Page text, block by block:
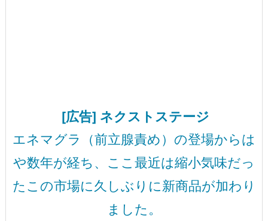
[広告] ネクストステージ
エネマグラ（前立腺責め）の登場からは
や数年が経ち、ここ最近は縮小気味だっ
たこの市場に久しぶりに新商品が加わり
ました。